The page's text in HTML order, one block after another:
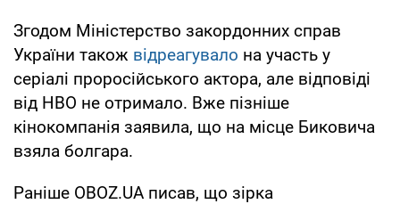
Згодом Міністерство закордонних справ
України також відреагувало на участь у
серіалі проросійського актора, але відповіді
від HBO не отримало. Вже пізніше
кінокомпанія заявила, що на місце Биковича
взяла болгара.
Раніше OBOZ.UA писав, що зірка